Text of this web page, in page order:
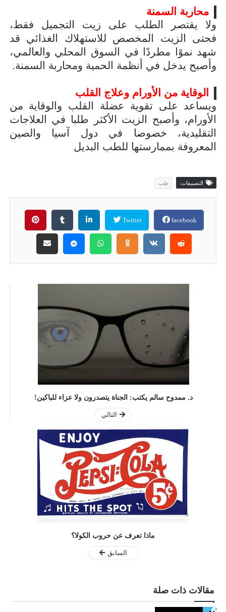
محاربة السمنة
ولا يقتصر الطلب على زيت التجميل فقط،
فحتى الزيت المخصص للاستهلاك الغذائي قد
شهد نموًا مطردًا في السوق المحلي والعالمي،
وأصبح يدخل في أنظمة الحمية ومحاربة السمنة.
الوقاية من الأورام وعلاج القلب
ويساعد على تقوية عضلة القلب والوقاية من
الأورام، وأصبح الزيت الأكثر طلبا في العلاجات
التقليدية، خصوصا في دول آسيا والصين
المعروفة بممارستها للطب البديل
التصنيفات: طب
facebook
Twitter
د. ممدوح سالم يكتب: الجناة يتصدرون ولا عزاء للباكين!
التالي
ماذا تعرف عن حروب الكولا؟
السابق
مقالات ذات صلة